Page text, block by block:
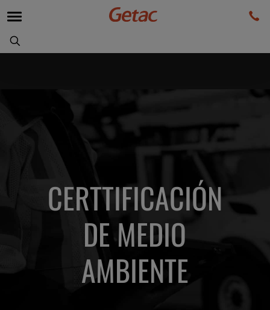
CERTTIFICACIÓN
DE MEDIO
AMBIENTE